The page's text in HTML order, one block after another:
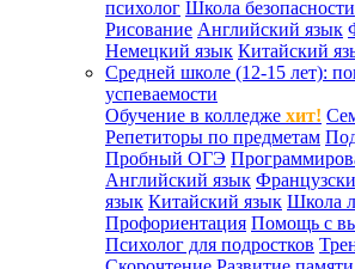
психолог Школа безопасности
Рисование Английский язык
Немецкий язык Китайский
Средней школе (12-15 лет):
успеваемости
Обучение в колледже хит!
Репетиторы по предметам
Пробный ОГЭ
Английский язык
язык Китайский язык Школа
Профориентация Помощь с
Психолог для подростков